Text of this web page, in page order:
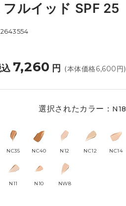
ルイッド SPF 25
7,260 円 (本体価格6,600円)
選択されたカラー： N18
NC35 NC40 N12 NC12 NC14
N11 N10 NW8